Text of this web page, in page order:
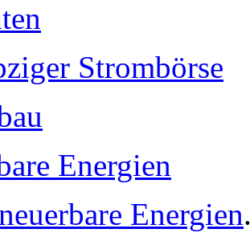
Strombörse
Energien
Energien